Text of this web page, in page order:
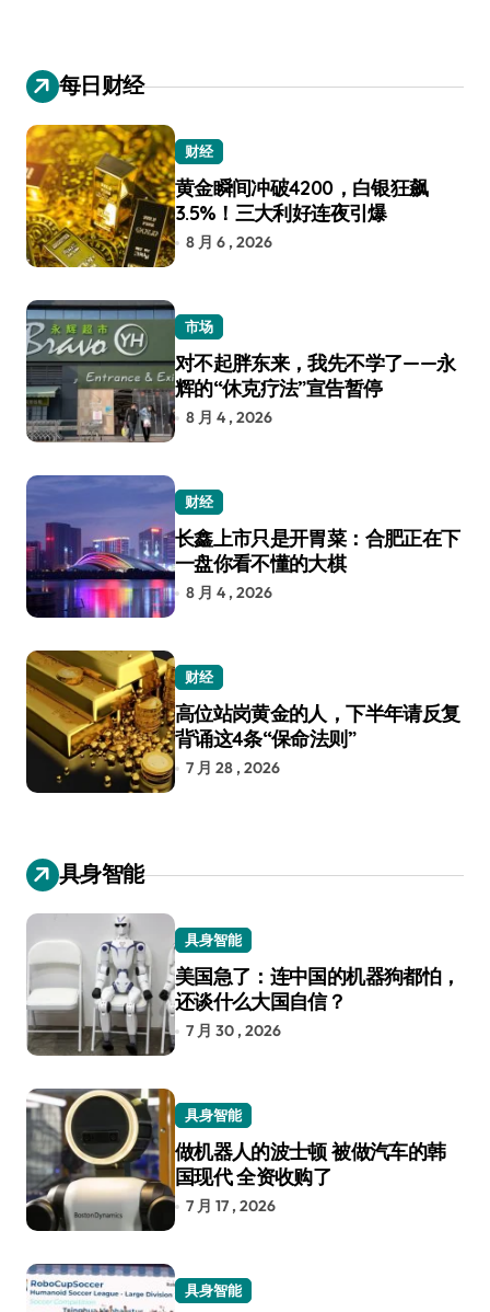
每日财经
财经
黄金瞬间冲破4200，白银狂飙
3.5%！三大利好连夜引爆
8 月 6 , 2026
市场
对不起胖东来，我先不学了——永
辉的“休克疗法”宣告暂停
8 月 4 , 2026
财经
长鑫上市只是开胃菜：合肥正在下
一盘你看不懂的大棋
8 月 4 , 2026
财经
高位站岗黄金的人，下半年请反复
背诵这4条“保命法则”
7 月 28 , 2026
具身智能
具身智能
美国急了：连中国的机器狗都怕，
还谈什么大国自信？
7 月 30 , 2026
具身智能
做机器人的波士顿 被做汽车的韩
国现代 全资收购了
7 月 17 , 2026
具身智能